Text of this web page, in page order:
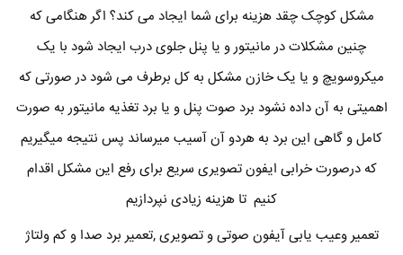
مشکل کوچک چقد هزینه برای شما ایجاد می کند؟ اگر هنگامی که
چنین مشکلات در مانیتور و یا پنل جلوی درب ایجاد شود با یک
میکروسویچ و یا یک خازن مشکل به کل برطرف می شود در صورتی که
اهمیتی به آن داده نشود برد صوت پنل و یا برد تغذیه مانیتور به صورت
کامل و گاهی این برد به هردو آن آسیب میرساند پس نتیجه میگیریم
که درصورت خرابی ایفون تصویری سریع برای رفع این مشکل اقدام
کنیم تا هزینه زیادی نپردازیم
تعمیر وعیب یابی آیفون صوتی و تصویری ,تعمیر برد صدا و کم ولتاژ